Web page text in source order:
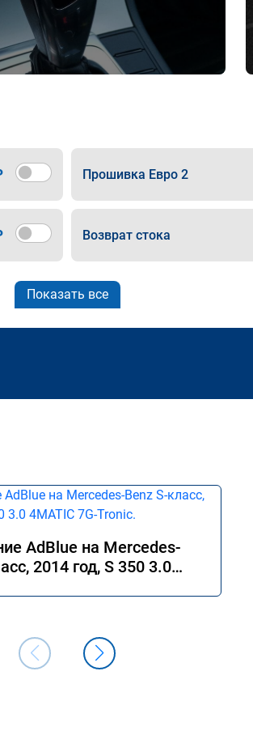
Прошивка Евро 2
Возврат стока
Показать все
AdBlue на Mercedes-
2014 год, S 350 3.0